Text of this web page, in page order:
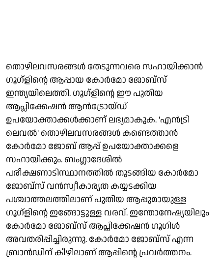
തൊഴിലവസരങ്ങള്‍ തേടുന്നവരെ സഹായിക്കാന്‍
ഗൂഗ്‌ളിന്റെ ആപ്പായ കോര്‍മോ ജോബ്‌സ്
ഇന്ത്യയിലെത്തി. ഗൂഗ്‌ളിന്റെ ഈ പുതിയ
ആപ്ലിക്കേഷന്‍ ആന്‍ട്രോയ്ഡ്
ഉപയോക്താക്കള്‍ക്കാണ് ലഭ്യമാകുക. 'എന്‍ട്രി
ലെവല്‍' തൊഴിലവസരങ്ങള്‍ കണ്ടെത്താന്‍
കോര്‍മോ ജോബ് ആപ്പ് ഉപയോക്താക്കളെ
സഹായിക്കും. ബംഗ്ലാദേശില്‍
പരീക്ഷണാടിസ്ഥാനത്തില്‍ തുടങ്ങിയ കോര്‍മോ
ജോബ്സ് വന്‍സ്വീകാര്യത കയ്യടക്കിയ
പശ്ചാത്തലത്തിലാണ് പുതിയ ആപ്പുമായുള്ള
ഗൂഗ്‌ളിന്റെ ഇങ്ങോട്ടുള്ള വരവ്. ഇന്തോനേഷ്യയിലും
കോര്‍മോ ജോബ്സ് ആപ്ലിക്കേഷന്‍ ഗൂഗിള്‍
അവതരിപ്പിച്ചിരുന്നു. കോര്‍മോ ജോബ്സ് എന്ന
ബ്രാന്‍ഡിന് കീഴിലാണ് ആപ്പിന്റെ പ്രവര്‍ത്തനം.